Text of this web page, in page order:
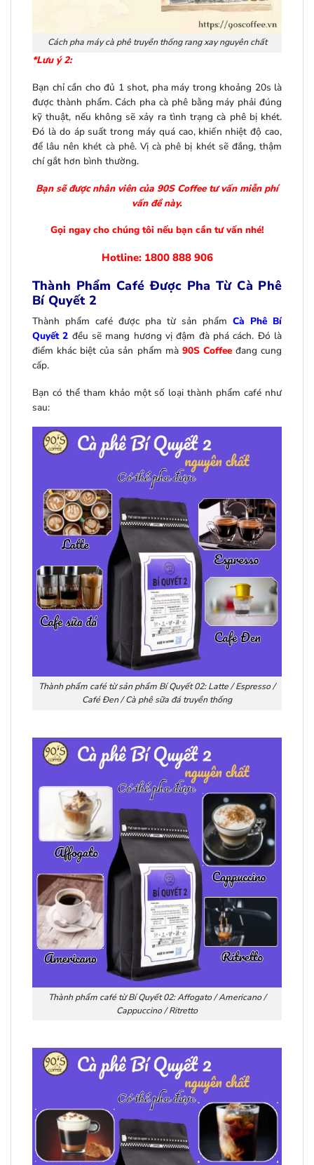
Cách pha máy cà phê truyền thống rang xay nguyên chất
*Lưu ý 2:
Bạn chỉ cần cho đủ 1 shot, pha máy trong khoảng 20s là
được thành phẩm. Cách pha cà phê bằng máy phải đúng
kỹ thuật, nếu không sẽ xảy ra tình trạng cà phê bị khét.
Đó là do áp suất trong máy quá cao, khiến nhiệt độ cao,
để lâu nên khét cà phê. Vị cà phê bị khét sẽ đắng, thậm
chí gắt hơn bình thường.
Bạn sẽ được nhân viên của 90S Coffee tư vấn miễn phí
vấn đề này.
Gọi ngay cho chúng tôi nếu bạn cần tư vấn nhé!
Hotline: 1800 888 906
Thành Phẩm Café Được Pha Từ Cà Phê
Bí Quyết 2
Thành phẩm café được pha từ sản phẩm Cà Phê Bí
Quyết 2 đều sẽ mang hương vị đậm đà phá cách. Đó là
điểm khác biệt của sản phẩm mà 90S Coffeeđang cung
cấp.
Bạn có thể tham khảo một số loại thành phẩm café như
sau:
Thành phẩm café từ sản phẩm Bí Quyết 02: Latte / Espresso /
Café Đen / Cà phê sữa đá truyền thống
Thành phẩm café từ Bí Quyết 02: Affogato / Americano /
Cappuccino / Ritretto